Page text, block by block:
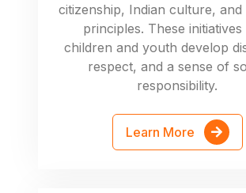
citizenship, Indian culture, and
principles. These initiatives
children and youth develop
respect, and a sense of
responsibility.
Learn More